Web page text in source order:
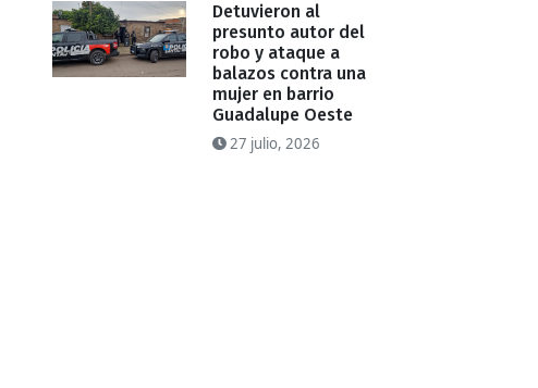
Detuvieron al
presunto autor del
robo y ataque a
balazos contra una
mujer en barrio
Guadalupe Oeste
27 julio, 2026